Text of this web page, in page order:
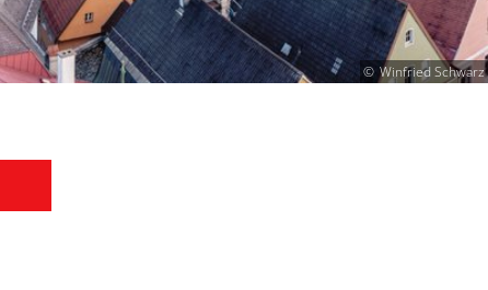
Winfried Schwarz